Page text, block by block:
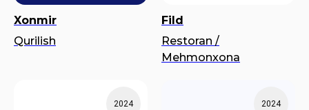
Xonmir
Qurilish
Fild
Restoran /
Mehmonxona
2024 2024